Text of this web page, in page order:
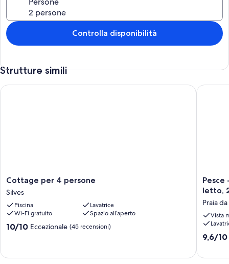
Su richiesta sono disponibili cambio degli asciugamani e cambio
delle lenzuola.
I servizi ricreativi di una casa vacanze includono una piscina
all'aperto.
Controlla disponibilità
Strutture simili
Cottage
per
4
persone
Silves
Cottage per 4 persone
Silves
Piscina
Lavatrice
Wi-Fi gratuito
Spazio all’aperto
10.0
10/10 Eccezionale (45 recensioni)
Cottage per 4 persone
Pesce
-
metri
dalla
2
camere
Pesce
letto,
Praia
Vista
9.6
9,6/10
Pesce -